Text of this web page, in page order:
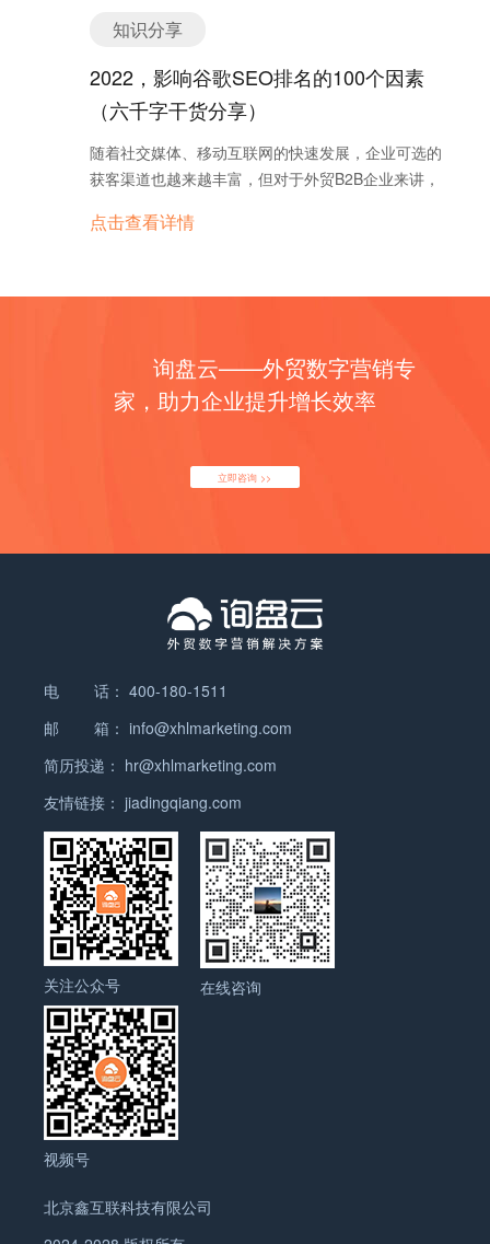
B2B平台发挥作用呢？ 分两步走：第一步是即通过免
费B2B平台发布的信息被Google收录并获得好的排
名，这样当客户在搜索的时候我们的公司和产品信息
可以被直接搜索到。第二步是如果客户感兴趣，那么
他通过Google搜索我们的公司名或产品型号很容易找
到我们的网站。公司名和产品型号一般是公司自己命
站，简单做一下站内的SEO设置即可达到目的的。虽
绕客户可能搜索的关键词来写，以客户能够在Google
绍。每个搜索引擎收录都是有一定的自己的规则，同
一产品信息，在太多地方出现，收录会大大的降低，
尽量自己写产品介绍，而不是从别人那里抄袭，以增
写，也不要抱着我没那么多文字介绍，就不断的复制
品（Main Product或者Keyword ）,这实际就是要你
填写被搜索的关键词，那你可以借助Google的关键词
考这些关键词被使用或者被搜索的热门程度和频率，
这样你的信息才有被更多的采购商搜索到的机会。 5.
虑容易被客户在Google上搜到。容易被Google抓取
的图片信息一般有如下特征：所占空间小、清晰度
高、独创性高、标题合理。所以产品图片要清晰度
高；保证清晰的前提尽量缩小尺寸，但是不能太小；.
尽可能原创图片；图片的标题合理，能写图片ALT属
性的一定要加上ALT属性。 6.不要用Word文档复制
粘贴，而将产品信息复制到记事本、写字板。很多人
不注意的时候都是从文档里拷贝产品介绍到B2B平台
上的，别看它事情没什么区别，但实际上区别很大。
同一段文字，从Word拷贝过去占的空间是从写字板
上拷贝过去的四倍。特别是有的网站有字数限的时
候，这个是关系比较大的。 询盘云整合了国外100个
B2B平台，凭借良好的技术实力，实现了将客户产品
和公司信息自动同步到这些平台上，免去了业务员找
平台、注册平台、发布产品的繁琐操作，业务员可以
所述，必须有一个外贸网站作为基础，免费B2B推广
才能发挥其作用。如果您还属于外贸起步阶段，没有
知识分享
2022，影响谷歌SEO排名的100个因素
（六千字干货分享）
随着社交媒体、移动互联网的快速发展，企业可选的
获客渠道也越来越丰富，但对于外贸B2B企业来讲，
了目前依然对影响谷歌SEO有影响的大约100个因
点击查看详情
询盘云——外贸数字营销专
家，助力企业提升增长效率
立即咨询 >>
电 话： 400-180-1511
邮 箱： info@xhlmarketing.com
简历投递： hr@xhlmarketing.com
友情链接： jiadingqiang.com
关注公众号 在线咨询
视频号
北京鑫互联科技有限公司